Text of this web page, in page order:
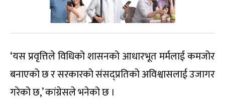
‘यस प्रवृत्तिले विधिको शासनको आधारभूत मर्मलाई कमजोर
बनाएको छ र सरकारको संसद्प्रतिको अविश्वासलाई उजागर
गरेको छ,’ कांग्रेसले भनेको छ ।